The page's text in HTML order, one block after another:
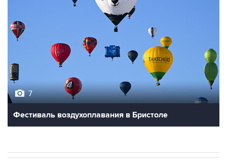
7
Фестиваль воздухоплавания в Бристоле